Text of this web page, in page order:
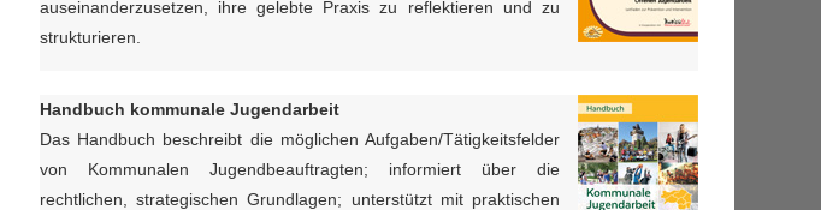
auseinanderzusetzen, ihre gelebte Praxis zu reflektieren und zu
strukturieren.
Handbuch kommunale Jugendarbeit
Das Handbuch beschreibt die möglichen Aufgaben/Tätigkeitsfelder
von Kommunalen Jugendbeauftragten; informiert über die
rechtlichen, strategischen Grundlagen; unterstützt mit praktischen